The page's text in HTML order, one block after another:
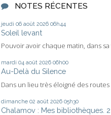
NOTES RÉCENTES
jeudi 06 août 2026 06h44
Soleil levant
Pouvoir avoir chaque matin, dans sa
mardi 04 août 2026 06h00
Au-Delà du Silence
Dans un lieu très éloigné des routes
dimanche 02 août 2026 05h30
Chalamov : Mes bibliothèques. 2